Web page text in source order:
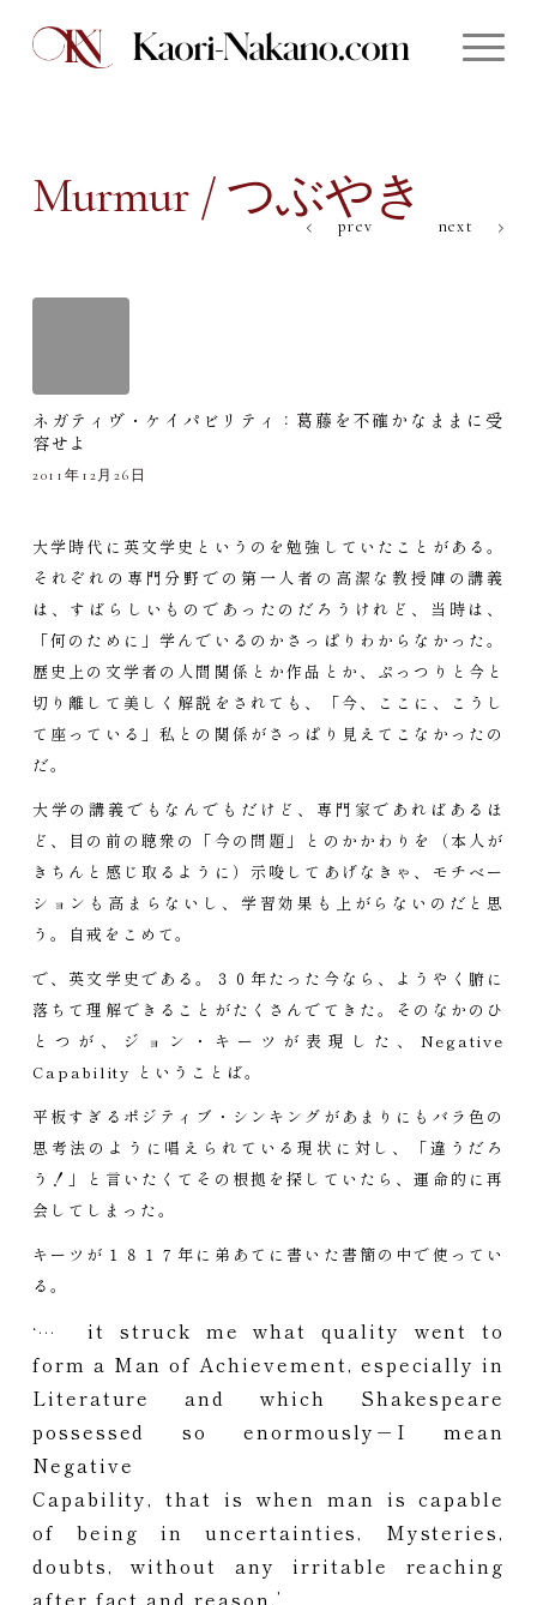
Murmur / つぶやき
prev next
ネガティヴ・ケイパビリティ：葛藤を不確かなままに受
容せよ
2011年12月26日
大学時代に英文学史というのを勉強していたことがある。
それぞれの専門分野での第一人者の高潔な教授陣の講義
は、すばらしいものであったのだろうけれど、当時は、
「何のために」学んでいるのかさっぱりわからなかった。
歴史上の文学者の人間関係とか作品とか、ぷっつりと今と
切り離して美しく解説をされても、「今、ここに、こうし
て座っている」私との関係がさっぱり見えてこなかったの
だ。
大学の講義でもなんでもだけど、専門家であればあるほ
ど、目の前の聴衆の「今の問題」とのかかわりを（本人が
きちんと感じ取るように）示唆してあげなきゃ、モチベー
ションも高まらないし、学習効果も上がらないのだと思
う。自戒をこめて。
で、英文学史である。３０年たった今なら、ようやく腑に
落ちて理解できることがたくさんでてきた。そのなかのひ
とつが、ジョン・キーツが表現した、Negative
Capability ということば。
平板すぎるポジティブ・シンキングがあまりにもバラ色の
思考法のように唱えられている現状に対し、「違うだろ
う！」と言いたくてその根拠を探していたら、運命的に再
会してしまった。
キーツが１８１７年に弟あてに書いた書簡の中で使ってい
る。
‘…it struck me what quality went to
form a Man of Achievement, especially in
Literature and which Shakespeare
possessed so enormously－I mean
Negative
Capability, that is when man is capable
of being in uncertainties, Mysteries,
doubts, without any irritable reaching
after fact and reason.’